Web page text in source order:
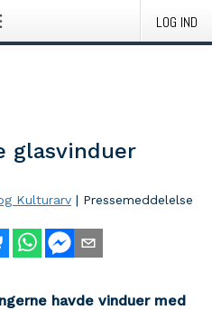
LOG IND
glasvinduer
Kulturarv | Pressemeddelelse
havde vinduer med